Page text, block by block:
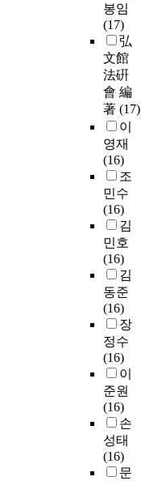
봉임
(17)
弘
文館
法硏
會 編
著 (17)
이
영재
(16)
조
민수
(16)
김
민호
(16)
김
동준
(16)
장
정수
(16)
이
준원
(16)
손
성태
(16)
문